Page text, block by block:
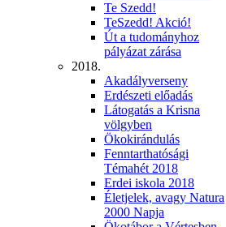
Te Szedd!
TeSzedd! Akció!
Út a tudományhoz
pályázat zárása
2018.
Akadályverseny
Erdészeti előadás
Látogatás a Krisna
völgyben
Ökokirándulás
Fenntarthatósági
Témahét 2018
Erdei iskola 2018
Életjelek, avagy Natura
2000 Napja